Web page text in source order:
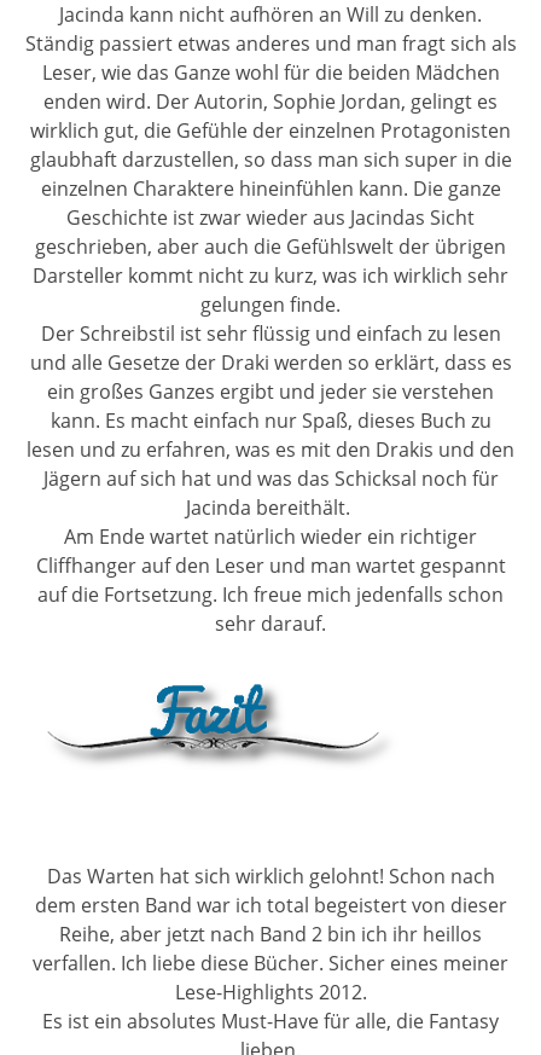
Jacinda kann nicht aufhören an Will zu denken.
Ständig passiert etwas anderes und man fragt sich als
Leser, wie das Ganze wohl für die beiden Mädchen
enden wird. Der Autorin, Sophie Jordan, gelingt es
wirklich gut, die Gefühle der einzelnen Protagonisten
glaubhaft darzustellen, so dass man sich super in die
einzelnen Charaktere hineinfühlen kann. Die ganze
Geschichte ist zwar wieder aus Jacindas Sicht
geschrieben, aber auch die Gefühlswelt der übrigen
Darsteller kommt nicht zu kurz, was ich wirklich sehr
gelungen finde.
Der Schreibstil ist sehr flüssig und einfach zu lesen
und alle Gesetze der Draki werden so erklärt, dass es
ein großes Ganzes ergibt und jeder sie verstehen
kann. Es macht einfach nur Spaß, dieses Buch zu
lesen und zu erfahren, was es mit den Drakis und den
Jägern auf sich hat und was das Schicksal noch für
Jacinda bereithält.
Am Ende wartet natürlich wieder ein richtiger
Cliffhanger auf den Leser und man wartet gespannt
auf die Fortsetzung. Ich freue mich jedenfalls schon
sehr darauf.
Das Warten hat sich wirklich gelohnt! Schon nach
dem ersten Band war ich total begeistert von dieser
Reihe, aber jetzt nach Band 2 bin ich ihr heillos
verfallen. Ich liebe diese Bücher. Sicher eines meiner
Lese-Highlights 2012.
Es ist ein absolutes Must-Have für alle, die Fantasy